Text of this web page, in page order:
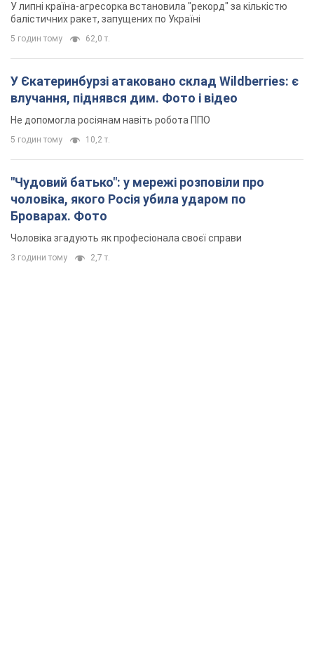
У липні країна-агресорка встановила "рекорд" за кількістю
балістичних ракет, запущених по Україні
5 годин тому 62,0 т.
У Єкатеринбурзі атаковано склад Wildberries: є
влучання, піднявся дим. Фото і відео
Не допомогла росіянам навіть робота ППО
5 годин тому 10,2 т.
"Чудовий батько": у мережі розповіли про
чоловіка, якого Росія убила ударом по
Броварах. Фото
Чоловіка згадують як професіонала своєї справи
3 години тому 2,7 т.